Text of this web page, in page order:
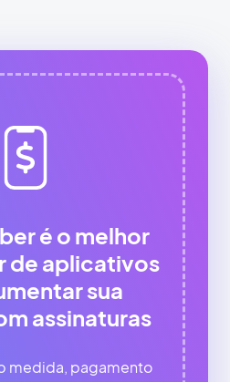
é o melhor
de aplicativos
sua
assinaturas
medida, pagamento